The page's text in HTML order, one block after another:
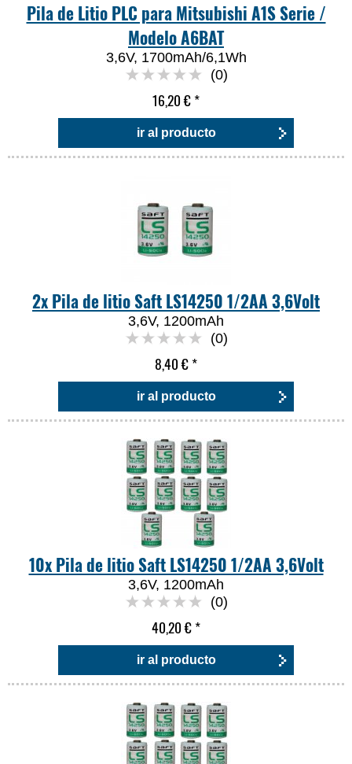
Pila de Litio PLC para Mitsubishi A1S Serie /
Modelo A6BAT
3,6V, 1700mAh/6,1Wh
(0)
16,20 €*
ir al producto
2x Pila de litio Saft LS14250 1/2AA 3,6Volt
3,6V, 1200mAh
(0)
8,40 €*
ir al producto
10x Pila de litio Saft LS14250 1/2AA 3,6Volt
3,6V, 1200mAh
(0)
40,20 €*
ir al producto